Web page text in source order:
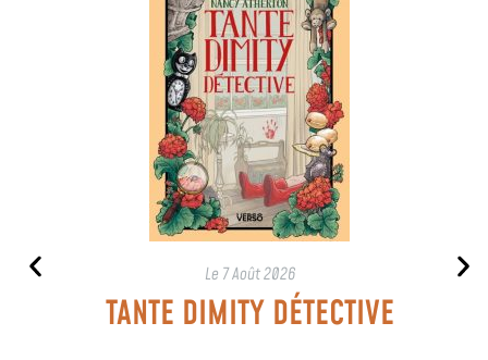
Le 7 Août 2026
TANTE DIMITY DÉTECTIVE